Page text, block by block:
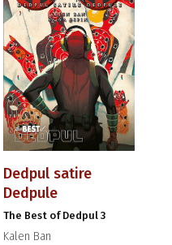
Dedpul satire
Dedpule
The Best of Dedpul 3
Kalen Ban